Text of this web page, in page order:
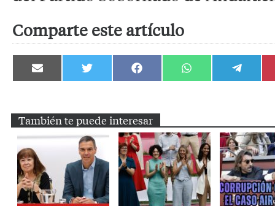
Comparte este artículo
Compartir
en
Compartir
en
Compartir
en
Compartir
en
Compartir
en
También te puede interesar